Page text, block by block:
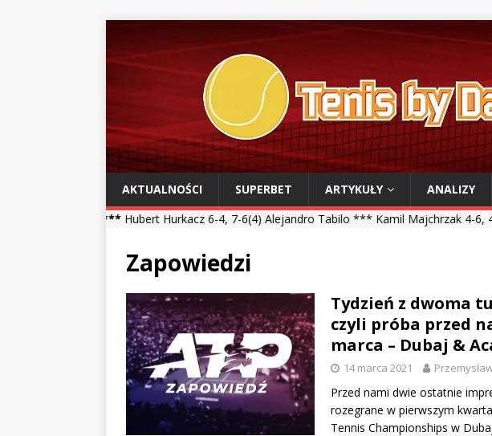
AKTUALNOŚCI SUPERBET ARTYKUŁY ANALIZY
Hubert Hurkacz 6-4, 7-6(4) Alejandro Tabilo *** Kamil Majchrzak 4-6, 4-6 Gael
Zapowiedzi
Tydzień z dwoma
czyli próba przed
marca – Dubaj &
14 marca 2021
Przed nami dwie ostatnie
rozegrane w pierwszym
Tennis Championships w